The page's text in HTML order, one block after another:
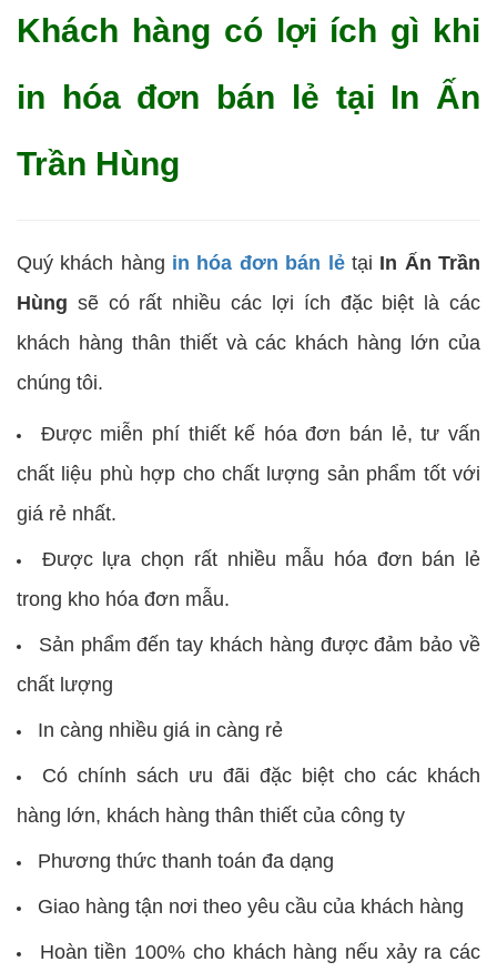
Khách hàng có lợi ích gì khi
in hóa đơn bán lẻ tại In Ấn
Trần Hùng
Quý khách hàng in hóa đơn bán lẻtại In Ấn Trần
Hùng sẽ có rất nhiều các lợi ích đặc biệt là các
khách hàng thân thiết và các khách hàng lớn của
chúng tôi.
Được miễn phí thiết kế hóa đơn bán lẻ, tư vấn
chất liệu phù hợp cho chất lượng sản phẩm tốt với
giá rẻ nhất.
Được lựa chọn rất nhiều mẫu hóa đơn bán lẻ
trong kho hóa đơn mẫu.
Sản phẩm đến tay khách hàng được đảm bảo về
chất lượng
In càng nhiều giá in càng rẻ
Có chính sách ưu đãi đặc biệt cho các khách
hàng lớn, khách hàng thân thiết của công ty
Phương thức thanh toán đa dạng
Giao hàng tận nơi theo yêu cầu của khách hàng
Hoàn tiền 100% cho khách hàng nếu xảy ra các